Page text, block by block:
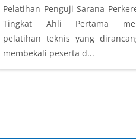
Pelatihan Penguji Sarana
Tingkat Ahli Pertama
pelatihan teknis yang
membekali peserta d...